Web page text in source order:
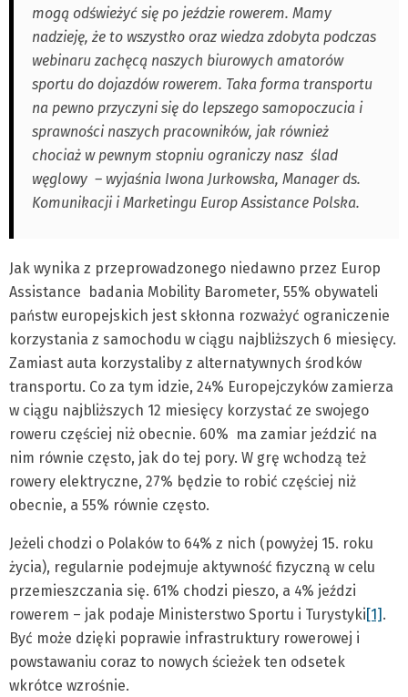
mogą odświeżyć się po jeździe rowerem. Mamy
nadzieję, że to wszystko oraz wiedza zdobyta podczas
webinaru zachęcą naszych biurowych amatorów
sportu do dojazdów rowerem. Taka forma transportu
na pewno przyczyni się do lepszego samopoczucia i
sprawności naszych pracowników, jak również
chociaż w pewnym stopniu ograniczy nasz ślad
węglowy – wyjaśnia Iwona Jurkowska, Manager ds.
Komunikacji i Marketingu Europ Assistance Polska.
Jak wynika z przeprowadzonego niedawno przez Europ
Assistance badania Mobility Barometer, 55% obywateli
państw europejskich jest skłonna rozważyć ograniczenie
korzystania z samochodu w ciągu najbliższych 6 miesięcy.
Zamiast auta korzystaliby z alternatywnych środków
transportu. Co za tym idzie, 24% Europejczyków zamierza
w ciągu najbliższych 12 miesięcy korzystać ze swojego
roweru częściej niż obecnie. 60% ma zamiar jeździć na
nim równie często, jak do tej pory. W grę wchodzą też
rowery elektryczne, 27% będzie to robić częściej niż
obecnie, a 55% równie często.
Jeżeli chodzi o Polaków to 64% z nich (powyżej 15. roku
życia), regularnie podejmuje aktywność fizyczną w celu
przemieszczania się. 61% chodzi pieszo, a 4% jeździ
rowerem – jak podaje Ministerstwo Sportu i Turystyki [1] .
Być może dzięki poprawie infrastruktury rowerowej i
powstawaniu coraz to nowych ścieżek ten odsetek
wkrótce wzrośnie.